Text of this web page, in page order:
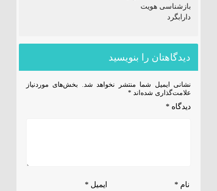
بازشناسی هویت
دارابگرد
دیدگاهتان را بنویسید
نشانی ایمیل شما منتشر نخواهد شد.
بخش‌های موردنیاز
علامت‌گذاری شده‌اند *
دیدگاه *
نام * ایمیل *